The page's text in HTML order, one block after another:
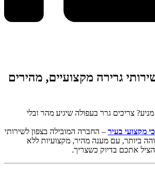
גרירה מקצועיים, מהירים
צריכים גרר בעפולה שיגיע מהר ובלי
מקצועי בעיר – החברה המובילה בצפון לשירותי
ביותר, עם מענה מהיר, מקצועיות ללא
אתכם בדיוק כשצריך.